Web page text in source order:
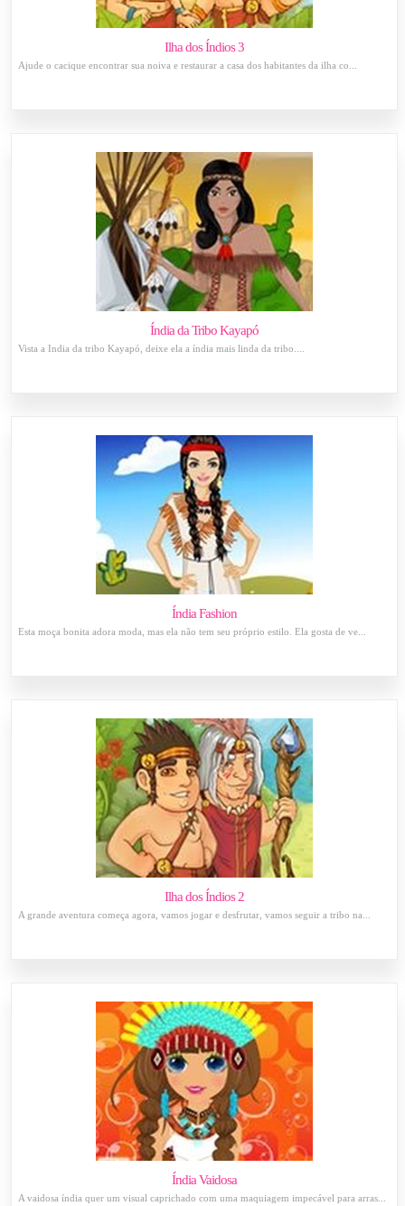
Ilha dos Índios 3
Ajude o cacique encontrar sua noiva e restaurar a casa dos habitantes da ilha co...
Índia da Tribo Kayapó
Vista a Índia da tribo Kayapó, deixe ela a índia mais linda da tribo....
Índia Fashion
Esta moça bonita adora moda, mas ela não tem seu próprio estilo. Ela gosta de ve...
Ilha dos Índios 2
A grande aventura começa agora, vamos jogar e desfrutar, vamos seguir a tribo na...
Índia Vaidosa
A vaidosa índia quer um visual caprichado com uma maquiagem impecável para arras...